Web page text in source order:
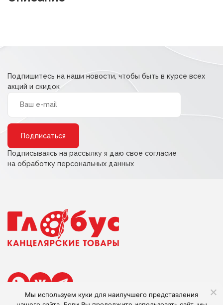
Подпишитесь на наши новости, чтобы быть в курсе всех
акций и скидок
Подписываясь на рассылку я даю свое согласие
на обработку персональных данных
Мы используем куки для наилучшего представления